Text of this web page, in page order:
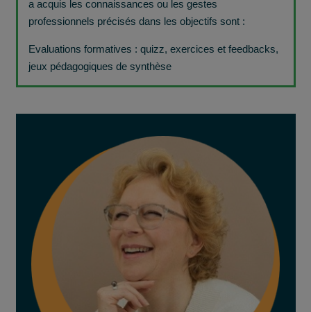
a acquis les connaissances ou les gestes
professionnels précisés dans les objectifs sont :
Evaluations formatives : quizz, exercices et feedbacks,
jeux pédagogiques de synthèse